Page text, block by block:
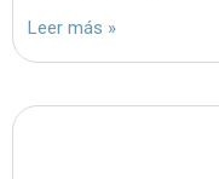
Leer más »